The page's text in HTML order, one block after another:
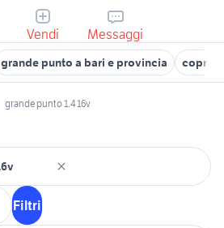
Vendi Messaggi
grande punto a bari e provincia
grande punto 1.4 16v
Filtri